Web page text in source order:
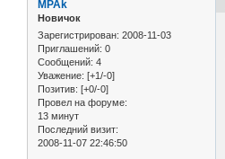
MPAk
Новичок
Зарегистрирован: 2008-11-03
Приглашений: 0
Сообщений: 4
Уважение: [+1/-0]
Позитив: [+0/-0]
Провел на форуме:
13 минут
Последний визит:
2008-11-07 22:46:50